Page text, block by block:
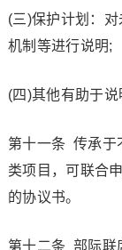
(三)保护计划：
机制等进行说明;
(四)其他有助于说
第十一条 传承于
类项目，可联合
的协议书。
第十二条 部际联